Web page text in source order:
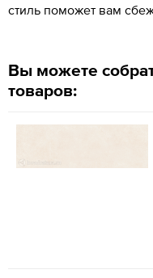
стиль поможет вам
Вы можете
товаров: